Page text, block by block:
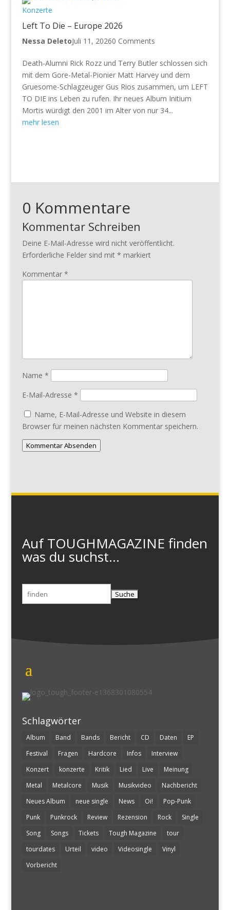
Konzerte
Left To Die – Europe 2026
Nessa DeletoJuli 11, 20260 Comments
Death-Alumni Rick Rozz und Terry Butler schlossen sich
mit dem Gore-Metal-Pionier Matt Harvey und dem
Gruesome-Schlagzeuger Gus Rios zusammen, um LEFT
TO DIE ins Leben zu rufen. Ihr neues Album Initium
Mortis würdigt den 2001 im Alter von nur 34...
mehr lesen
0 Kommentare
Kommentar Schreiben
Deine E-Mail-Adresse wird nicht veröffentlicht.
Erforderliche Felder sind mit * markiert
Kommentar *
Name *
E-Mail-Adresse *
Name, E-Mail-Adresse und Website in diesem
Browser für meinen nächsten Kommentar speichern.
Kommentar Absenden
Auf TOUGHMAGAZINE finden
was du suchst...
Suchen
nach:
Schlagwörter
Album Band Bands Bericht CD Daten
EP
Festival
Fragen Hardcore Infos
Interview
Konzert
konzerte Kritik Lied Live
Meinung
Metal
Metalcore Musik Musikvideo
Nachbericht
Neues Album
neue single News Oi!
Pop-Punk
Punk
Punkrock Review Rezension Rock
Single
Song
Songs Tickets Tough Magazine
tour
tourdates
Urteil video Videosingle
Vinyl
Vorbericht